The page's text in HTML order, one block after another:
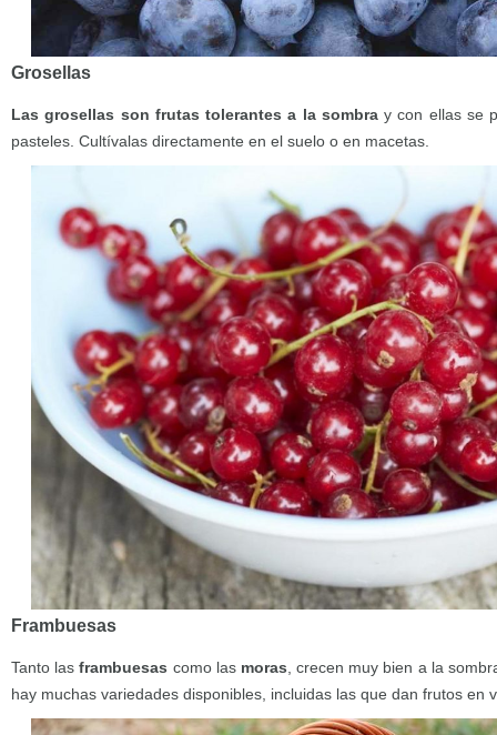
Grosellas
Las grosellas son frutas tolerantes a la sombray con ellas se
pasteles. Cultívalas directamente en el suelo o en macetas.
Frambuesas
Tanto lasframbuesas como las moras , crecen muy bien a la
hay muchas variedades disponibles, incluidas las que dan frutos en